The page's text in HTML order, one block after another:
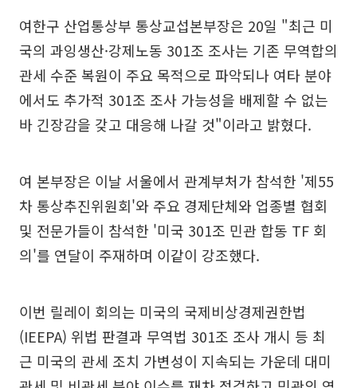
여한구 산업통상부 통상교섭본부장은 20일 "최근 미
국의 과잉생산·강제노동 301조 조사는 기존 무역합의
관세 수준 복원이 주요 목적으로 파악되나 여타 분야
에서도 추가적 301조 조사 가능성을 배제할 수 없는
바 긴장감을 갖고 대응해 나갈 것"이라고 밝혔다.
여 본부장은 이날 서울에서 관계부처가 참석한 '제55
차 통상추진위원회'와 주요 경제단체와 업종별 협회
및 전문가들이 참석한 '미국 301조 민관 합동 TF 회
의'를 연달이 주재하며 이같이 강조했다.
이번 릴레이 회의는 미국의 국제비상경제권한법
(IEEPA) 위법 판결과 무역법 301조 조사 개시 등 최
근 미국의 관세 조치 가변성이 지속되는 가운데 대미